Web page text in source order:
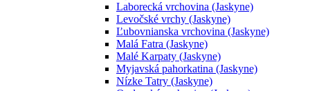
Laborecká vrchovina (Jaskyne)
Levočské vrchy (Jaskyne)
Ľubovnianska vrchovina (Jaskyne)
Malá Fatra (Jaskyne)
Malé Karpaty (Jaskyne)
Myjavská pahorkatina (Jaskyne)
Nízke Tatry (Jaskyne)